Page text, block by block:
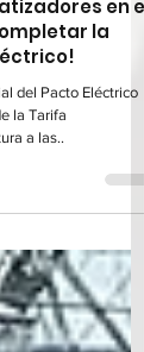
el severo
en el
la
del Pacto Eléctrico
la Tarifa